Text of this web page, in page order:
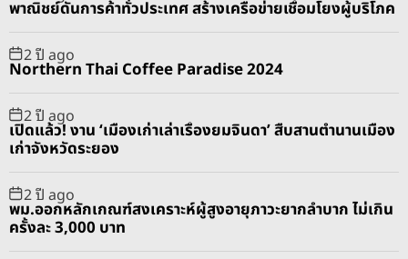
พาณิชย์ดันการค้าทั่วประเทศ สร้างเครือข่ายเชื่อมโยงผู้บริโภค
2 ปี ago
Northern Thai Coffee Paradise 2024
2 ปี ago
เปิดแล้ว! งาน ‘เมืองเก่าเล่าเรื่องยมจินดา’ สืบสานตำนานเมือง
เก่าจังหวัดระยอง
2 ปี ago
พม.ออกหลักเกณฑ์สงเคราะห์ผู้สูงอายุภาวะยากลำบาก ไม่เกิน
ครั้งละ 3,000 บาท